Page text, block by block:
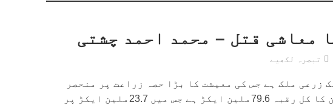
معاشی قتل – محمد احمد چشتی
تبصرہ لکھیے
زرعی ملک ہے جس کی معیشت کا بڑا حصہ زراعت پر منحصر
ہے۔پاکستان کا کل رقبہ 79.6ملین ایکڑ ہے جس میں 23.7ملین ایکڑ پر